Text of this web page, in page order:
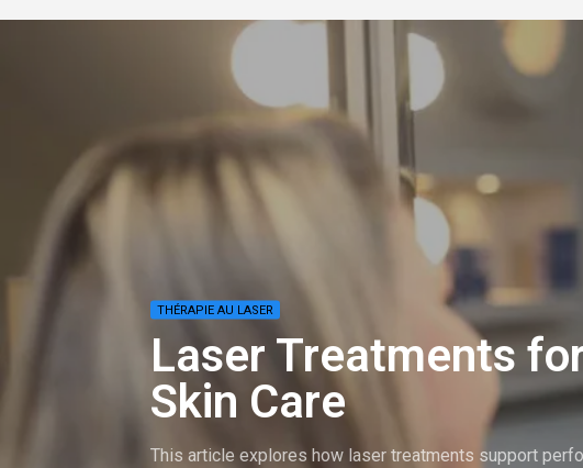
THÉRAPIE AU LASER
Laser Treatments
Skin Care
This article explores how laser treatments support